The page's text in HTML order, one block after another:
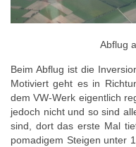
Abflug
Beim Abflug ist die
Motiviert geht es in
dem VW-Werk eigentlich
jedoch nicht und so sind
sind, dort das erste Mal
pomadigem Steigen unter